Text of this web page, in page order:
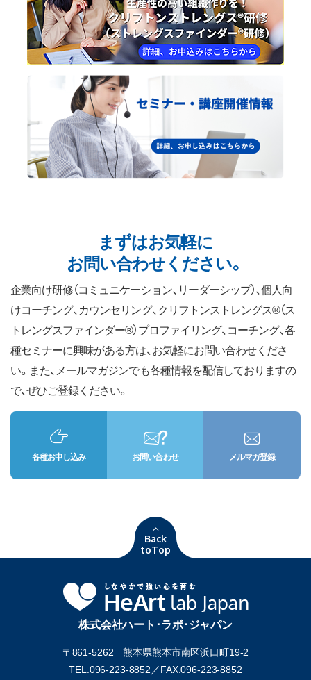
まずはお気軽に
お問い合わせください。
企業向け研修（コミュニケーション、リーダーシップ）、個人向
けコーチング、カウンセリング、クリフトンストレングス®（ス
トレングスファインダー®）プロファイリング、コーチング、各
種セミナーに興味がある方は、お気軽にお問い合わせくださ
い。また、メールマガジンでも各種情報を配信しておりますの
で、ぜひご登録ください。
各種お申し込み お問い合わせ メルマガ登録
Back
toTop
株式会社ハート･ラボ･ジャパン
〒861-5262 熊本県熊本市南区浜口町19-2
TEL.096-223-8852／FAX.096-223-8852